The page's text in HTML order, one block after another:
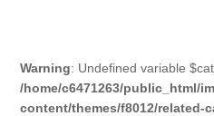
Warning: Undefined variable
/home/c6471263/public_html/
content/themes/f8012/related-